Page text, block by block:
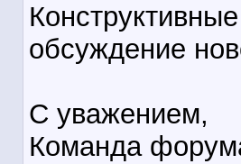
обсуждение
С уважением,
Команда